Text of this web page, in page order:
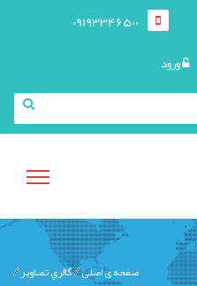
09193346500
ورود
صفحه ی اصلی گالري تصاوير